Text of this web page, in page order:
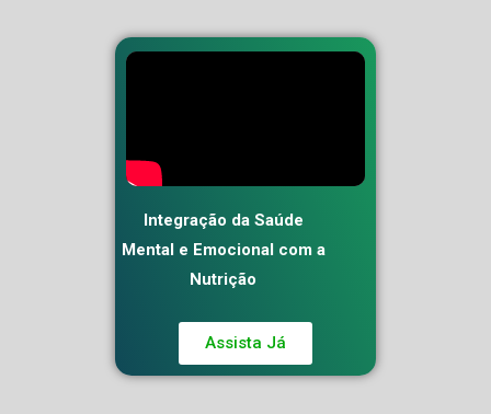
Integração da Saúde
Mental e Emocional com a
Nutrição
Assista Já